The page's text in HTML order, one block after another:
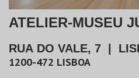
ATELIER-MUSEU
RUA DO VALE, 7
1200-472 LISBOA